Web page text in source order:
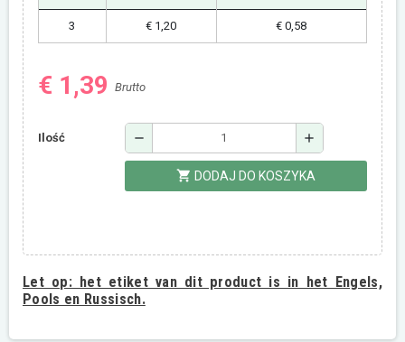
3 € 1,20 € 0,58
€ 1,39 Brutto
Ilość remove add
shopping_cart DODAJ DO KOSZYKA
Let op:het etiket van dit product is in het Engels,
Pools en Russisch.